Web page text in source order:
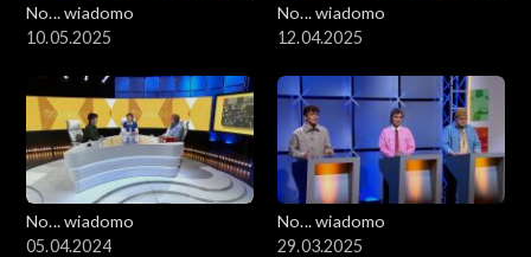
No... wiadomo
10.05.2025
No... wiadomo
12.04.2025
No... wiadomo
05.04.2024
No... wiadomo
29.03.2025